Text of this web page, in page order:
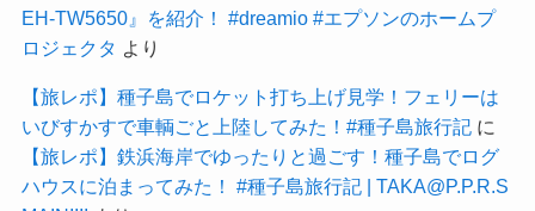
EH-TW5650』を紹介！ #dreamio #エプソンのホームプ
ロジェクタ より
【旅レポ】種子島でロケット打ち上げ見学！フェリーは
いびすかすで車輌ごと上陸してみた！#種子島旅行記に
【旅レポ】鉄浜海岸でゆったりと過ごす！種子島でログ
ハウスに泊まってみた！ #種子島旅行記 | TAKA@P.P.R.S